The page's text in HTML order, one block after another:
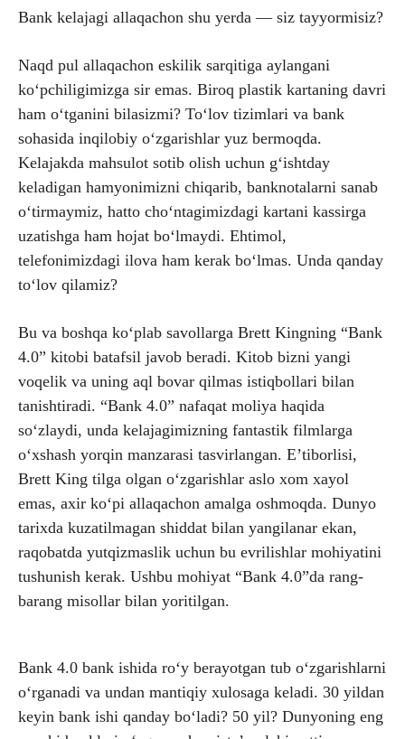
Bank kelajagi allaqachon shu yerda — siz tayyormisiz?
Naqd pul allaqachon eskilik sarqitiga aylangani
koʻpchiligimizga sir emas. Biroq plastik kartaning davri
ham oʻtganini bilasizmi? Toʻlov tizimlari va bank
sohasida inqilobiy oʻzgarishlar yuz bermoqda.
Kelajakda mahsulot sotib olish uchun gʻishtday
keladigan hamyonimizni chiqarib, banknotalarni sanab
oʻtirmaymiz, hatto choʻntagimizdagi kartani kassirga
uzatishga ham hojat boʻlmaydi. Ehtimol,
telefonimizdagi ilova ham kerak boʻlmas. Unda qanday
toʻlov qilamiz?
Bu va boshqa koʻplab savollarga Brett Kingning “Bank
4.0” kitobi batafsil javob beradi. Kitob bizni yangi
voqelik va uning aql bovar qilmas istiqbollari bilan
tanishtiradi. “Bank 4.0” nafaqat moliya haqida
soʻzlaydi, unda kelajagimizning fantastik filmlarga
oʻxshash yorqin manzarasi tasvirlangan. Eʼtiborlisi,
Brett King tilga olgan oʻzgarishlar aslo xom xayol
emas, axir koʻpi allaqachon amalga oshmoqda. Dunyo
tarixda kuzatilmagan shiddat bilan yangilanar ekan,
raqobatda yutqizmaslik uchun bu evrilishlar mohiyatini
tushunish kerak. Ushbu mohiyat “Bank 4.0”da rang-
barang misollar bilan yoritilgan.
Bank 4.0 bank ishida roʻy berayotgan tub oʻzgarishlarni
oʻrganadi va undan mantiqiy xulosaga keladi. 30 yildan
keyin bank ishi qanday boʻladi? 50 yil? Dunyoning eng